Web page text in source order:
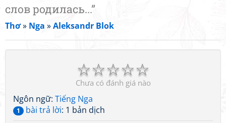
слов родилась...”
Thơ» Nga »Aleksandr Blok
☆
☆
☆
☆
☆
Chưa có đánh giá nào
Ngôn ngữ: Tiếng Nga
1 bài trả lời: 1 bản dịch